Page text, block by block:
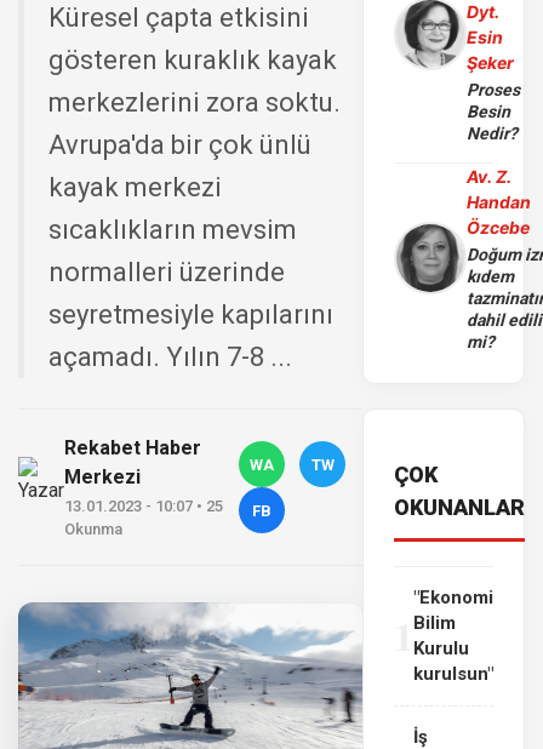
Küresel çapta etkisini
gösteren kuraklık kayak
merkezlerini zora soktu.
Avrupa'da bir çok ünlü
kayak merkezi
sıcaklıkların mevsim
normalleri üzerinde
seyretmesiyle kapılarını
açamadı. Yılın 7-8 ...
Rekabet Haber
Merkezi
13.01.2023 - 10:07 • 25
Okunma
WA TW
FB
Dyt.
Esin
Şeker
Proses
Besin
Nedir?
Av. Z.
Handan
Özcebe
Doğum
kıdem
dahil
mi?
ÇOK
OKUNANLAR
"Ekonomi
Bilim
Kurulu
kurulsun"
İş